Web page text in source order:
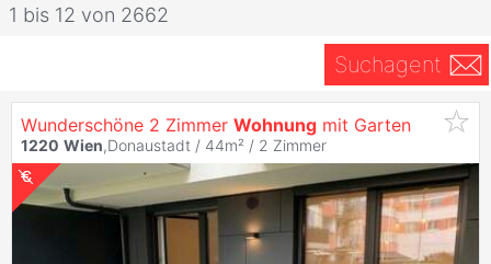
1 bis 12 von 2662
Suchagent
Wunderschöne 2 Zimmer Wohnung mit Garten
1220 Wien,Donaustadt / 44m² / 2 Zimmer